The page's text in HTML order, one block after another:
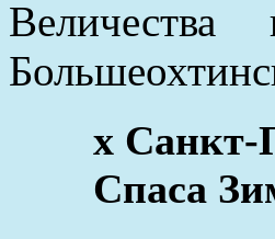
x Санкт-
Спаса